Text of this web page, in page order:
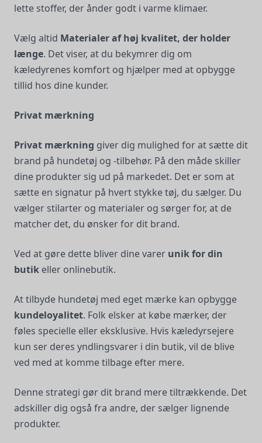
lette stoffer, der ånder godt i varme klimaer.
Vælg altid Materialer af høj kvalitet, der holder
længe. Det viser, at du bekymrer dig om
kæledyrenes komfort og hjælper med at opbygge
tillid hos dine kunder.
Privat mærkning
Privat mærkning giver dig mulighed for at sætte dit
brand på hundetøj og -tilbehør. På den måde skiller
dine produkter sig ud på markedet. Det er som at
sætte en signatur på hvert stykke tøj, du sælger. Du
vælger stilarter og materialer og sørger for, at de
matcher det, du ønsker for dit brand.
Ved at gøre dette bliver dine varer unik for din
butik eller onlinebutik.
At tilbyde hundetøj med eget mærke kan opbygge
kundeloyalitet. Folk elsker at købe mærker, der
føles specielle eller eksklusive. Hvis kæledyrsejere
kun ser deres yndlingsvarer i din butik, vil de blive
ved med at komme tilbage efter mere.
Denne strategi gør dit brand mere tiltrækkende. Det
adskiller dig også fra andre, der sælger lignende
produkter.